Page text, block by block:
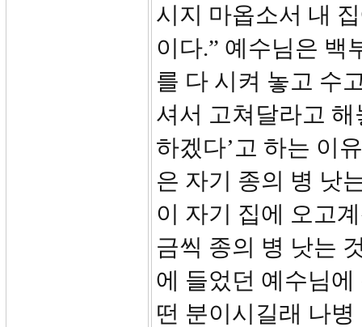
시지 마옵소서 내
이다.” 예수님은 백
를 다 시켜 놓고 수
셔서 고쳐달라고
하겠다’고 하는 이
은 자기 종의 병 낫
이 자기 집에 오고
금씩 종의 병 낫는
에 들었던 예수님
떤 분이시길래 나